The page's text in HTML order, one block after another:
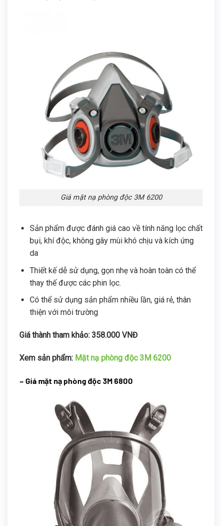
Giá mặt nạ phòng độc 3M 6200
Sản phẩm được đánh giá cao về tính năng lọc chất
bụi, khí độc, không gây mùi khó chịu và kích ứng
da
Thiết kế dễ sử dụng, gọn nhẹ và hoàn toàn có thể
thay thế được các phin lọc.
Có thể sử dụng sản phẩm nhiều lần, giá rẻ, thân
thiện với môi trường
Giá thành tham khảo: 358.000 VNĐ
Xem sản phẩm: Mặt nạ phòng độc 3M 6200
– Giá mặt nạ phòng độc 3M 6800